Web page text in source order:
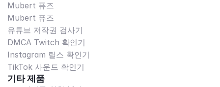
Mubert 퓨즈
Mubert 퓨즈
유튜브 저작권 검사기
DMCA Twitch 확인기
Instagram 릴스 확인기
TikTok 사운드 확인기
기타 제품